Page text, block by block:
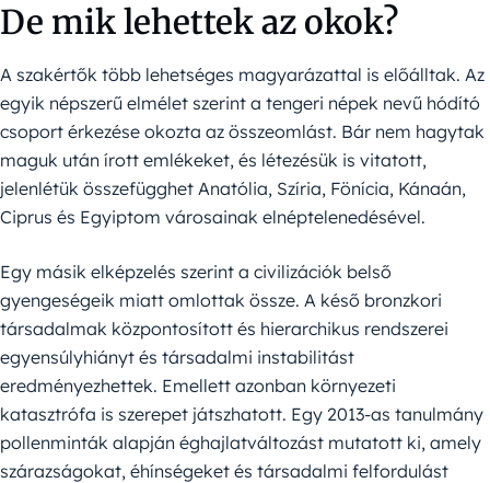
De mik lehettek az okok?
A szakértők több lehetséges magyarázattal is előálltak. Az
egyik népszerű elmélet szerint a tengeri népek nevű hódító
csoport érkezése okozta az összeomlást. Bár nem hagytak
maguk után írott emlékeket, és létezésük is vitatott,
jelenlétük összefügghet Anatólia, Szíria, Fönícia, Kánaán,
Ciprus és Egyiptom városainak elnéptelenedésével.
Egy másik elképzelés szerint a civilizációk belső
gyengeségeik miatt omlottak össze. A késő bronzkori
társadalmak központosított és hierarchikus rendszerei
egyensúlyhiányt és társadalmi instabilitást
eredményezhettek. Emellett azonban környezeti
katasztrófa is szerepet játszhatott. Egy 2013-as tanulmány
pollenminták alapján éghajlatváltozást mutatott ki, amely
szárazságokat, éhínségeket és társadalmi felfordulást